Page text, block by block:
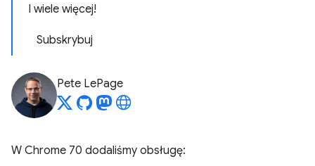
I wiele więcej!
Subskrybuj
Pete LePage
W Chrome 70 dodaliśmy obsługę: